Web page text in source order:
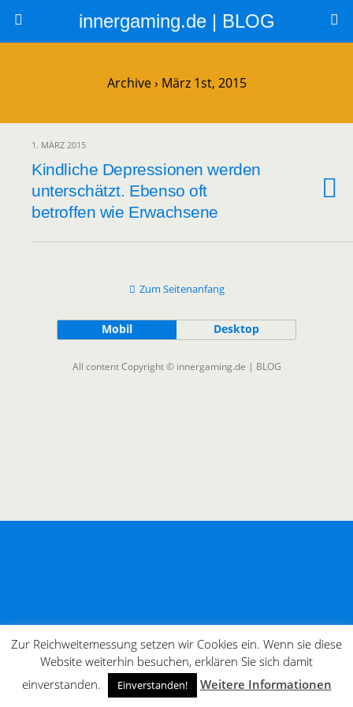
innergaming.de | BLOG
Archive › März 1st, 2015
1. MÄRZ 2015
Kindliche Depressionen werden
unterschätzt. Ebenso oft
betroffen wie Erwachsene
Zum Seitenanfang
Mobil Desktop
All content Copyright © innergaming.de | BLOG
Zur Reichweitemessung setzen wir Cookies ein. Wenn sie diese
Website weiterhin besuchen, erklären Sie sich damit
einverstanden.
Einverstanden! Weitere Informationen